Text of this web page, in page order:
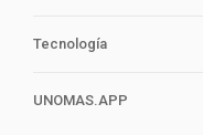
Tecnología
UNOMAS.APP